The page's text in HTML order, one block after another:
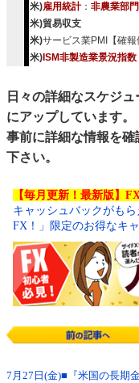
米)雇用統計： 非農業部
米)貿易収支
米)サービス業PMI【確報
米) ISM非製造業景況指数
日々の詳細なスケジ
にアップしています。
事前に詳細な情報を確
下さい。
【毎月更新！最新版】
キャッシュバックがも
FX！」限定のお得なキ
7月27日(金)■『米国の長期